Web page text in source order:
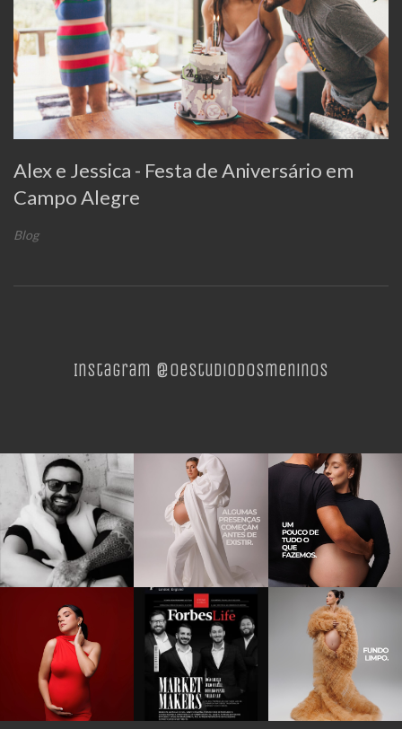
Alex e Jessica - Festa de Aniversário em
Campo Alegre
Blog
Instagram @oestudiodosmeninos